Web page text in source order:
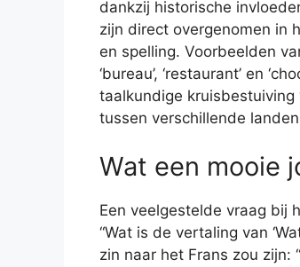
dankzij historische
zijn direct overgenomen in
en spelling. Voorbeelden
‘bureau’, ‘restaurant’ en
taalkundige
tussen verschillende
Wat een mooie
Een veelgestelde vraag bij
“Wat is de vertaling van
zin naar het Frans zou zijn: